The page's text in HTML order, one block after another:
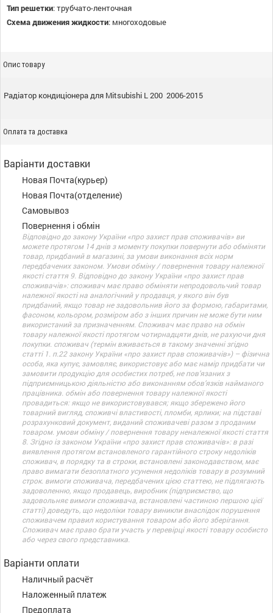
Тип решетки:трубчато-ленточная
Схема движения жидкости: многоходовые
Опис товару
Радіатор кондиціонера для Mitsubishi L 200 2006-2015
Оплата та доставка
Варіанти доставки
Новая Почта(курьер)
Новая Почта(отделение)
Самовывоз
Повернення і обмін
Відповідно до закону України «про захист прав споживачів» ви
можете протягом 14 днів з моменту покупки повернути або обміняти
товар, придбаний в магазині, за умови виконання всіх норм
передбачених законом. Умови обміну / повернення товару належної
якості стаття 9. Відповідно до закону України «про захист прав
споживачів»: споживач має право обміняти непродовольчий товар
належної якості на аналогічний у продавця, у якого він був
придбаний, якщо товар не задовольнив його за формою, габаритами,
фасоном, кольором, розміром або з інших причин не може бути ним
використаний за призначенням. Споживач має право на обмін
товару належної якості протягом чотирнадцяти днів, не рахуючи дня
покупки. споживач (термін вживається в такому значенні згідно
статті 1. п.22 закону України «про захист прав споживачів») – фізична
особа, яка купує, замовляє, використовує або має намір придбати чи
замовити продукцію для особистих потреб, не пов’язаних з
підприємницькою діяльністю або виконанням обов’язків найманого
працівника. обмін або повернення товару належної якості
провадиться: якщо не використовувався; якщо збережено його
товарний вигляд, споживчі властивості, пломби, ярлики; на підставі
розрахунковий документ, виданий споживачеві разом з проданим
товаром. умови обміну / повернення товару неналежної якості стаття
8. Згідно із законом України «про захист прав споживачів»: в разі
виявлення протягом встановленого гарантійного строку недоліків
споживач, в порядку та в строки, встановлені законодавством, має
право вимагати безоплатного усунення недоліків товару в розумний
строк. вимоги споживача, передбачених цією статтею, не підлягають
задоволенню, якщо продавець, виробник (підприємство, що
задовольняє вимоги споживача, встановлені частиною першою цієї
статті) доведуть, що недоліки товару виникли внаслідок порушення
споживачем правил користування товаром або його зберігання.
Споживач має право брати участь у перевірці якості товару особисто
або через свого представника.
Варіанти оплати
Наличный расчёт
Наложенный платеж
Предоплата